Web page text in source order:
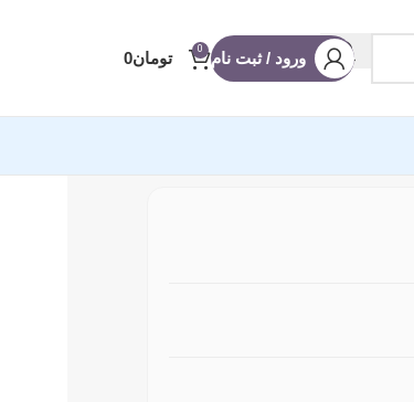
ورود / ثبت نام 0 تومان0